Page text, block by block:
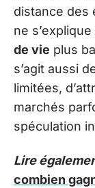
distance des
ne
de vie plus
s’agit aussi
limitées,
marchés
spéculation
Lire
combien